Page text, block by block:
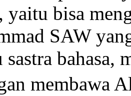
yaitu bisa
SAW
bahasa,
membawa